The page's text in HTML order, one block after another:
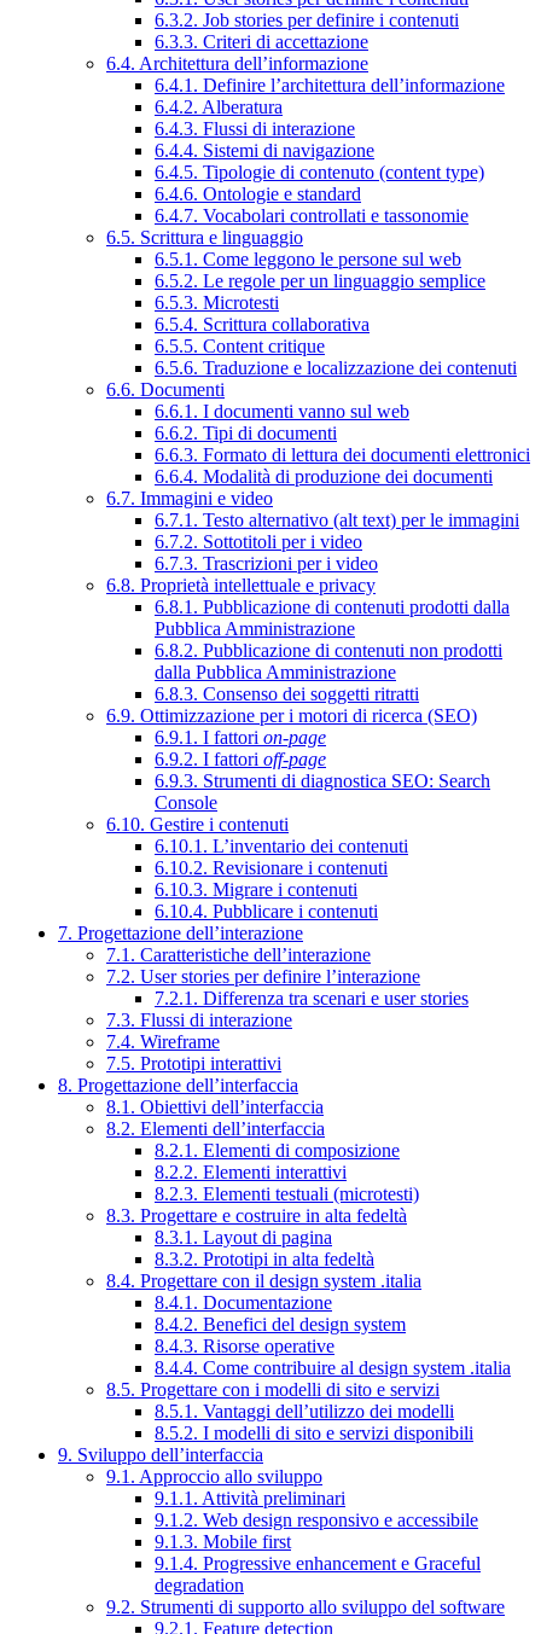
6.3.2. Job stories per definire i contenuti
6.3.3. Criteri di accettazione
6.4. Architettura dell’informazione
6.4.1. Definire l’architettura dell’informazione
6.4.2. Alberatura
6.4.3. Flussi di interazione
6.4.4. Sistemi di navigazione
6.4.5. Tipologie di contenuto (content type)
6.4.6. Ontologie e standard
6.4.7. Vocabolari controllati e tassonomie
6.5. Scrittura e linguaggio
6.5.1. Come leggono le persone sul web
6.5.2. Le regole per un linguaggio semplice
6.5.3. Microtesti
6.5.4. Scrittura collaborativa
6.5.5. Content critique
6.5.6. Traduzione e localizzazione dei contenuti
6.6. Documenti
6.6.1. I documenti vanno sul web
6.6.2. Tipi di documenti
6.6.3. Formato di lettura dei documenti elettronici
6.6.4. Modalità di produzione dei documenti
6.7. Immagini e video
6.7.1. Testo alternativo (alt text) per le immagini
6.7.2. Sottotitoli per i video
6.7.3. Trascrizioni per i video
6.8. Proprietà intellettuale e privacy
6.8.1. Pubblicazione di contenuti prodotti dalla
Pubblica Amministrazione
6.8.2. Pubblicazione di contenuti non prodotti
dalla Pubblica Amministrazione
6.8.3. Consenso dei soggetti ritratti
6.9. Ottimizzazione per i motori di ricerca (SEO)
6.9.1. I fattori on-page
6.9.2. I fattori off-page
6.9.3. Strumenti di diagnostica SEO: Search
Console
6.10. Gestire i contenuti
6.10.1. L’inventario dei contenuti
6.10.2. Revisionare i contenuti
6.10.3. Migrare i contenuti
6.10.4. Pubblicare i contenuti
7. Progettazione dell’interazione
7.1. Caratteristiche dell’interazione
7.2. User stories per definire l’interazione
7.2.1. Differenza tra scenari e user stories
7.3. Flussi di interazione
7.4. Wireframe
7.5. Prototipi interattivi
8. Progettazione dell’interfaccia
8.1. Obiettivi dell’interfaccia
8.2. Elementi dell’interfaccia
8.2.1. Elementi di composizione
8.2.2. Elementi interattivi
8.2.3. Elementi testuali (microtesti)
8.3. Progettare e costruire in alta fedeltà
8.3.1. Layout di pagina
8.3.2. Prototipi in alta fedeltà
8.4. Progettare con il design system .italia
8.4.1. Documentazione
8.4.2. Benefici del design system
8.4.3. Risorse operative
8.4.4. Come contribuire al design system .italia
8.5. Progettare con i modelli di sito e servizi
8.5.1. Vantaggi dell’utilizzo dei modelli
8.5.2. I modelli di sito e servizi disponibili
9. Sviluppo dell’interfaccia
9.1. Approccio allo sviluppo
9.1.1. Attività preliminari
9.1.2. Web design responsivo e accessibile
9.1.3. Mobile first
9.1.4. Progressive enhancement e Graceful
degradation
9.2. Strumenti di supporto allo sviluppo del software
9.2.1. Feature detection